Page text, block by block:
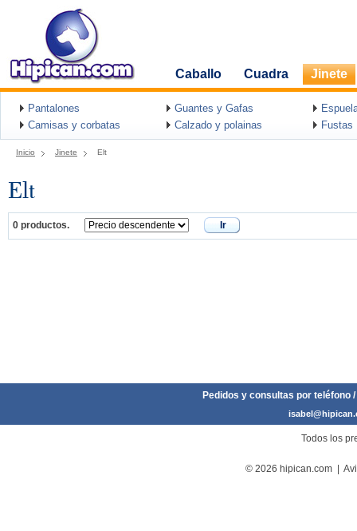
Caballo Cuadra Jinete
Pantalones Guantes y Gafas
Camisas y corbatas
Calzado y polainas Fustas
Inicio Jinete Elt
Elt
0 productos. Ir
Pedidos y consultas por teléfono
Todos los
© 2026 hipican.com |